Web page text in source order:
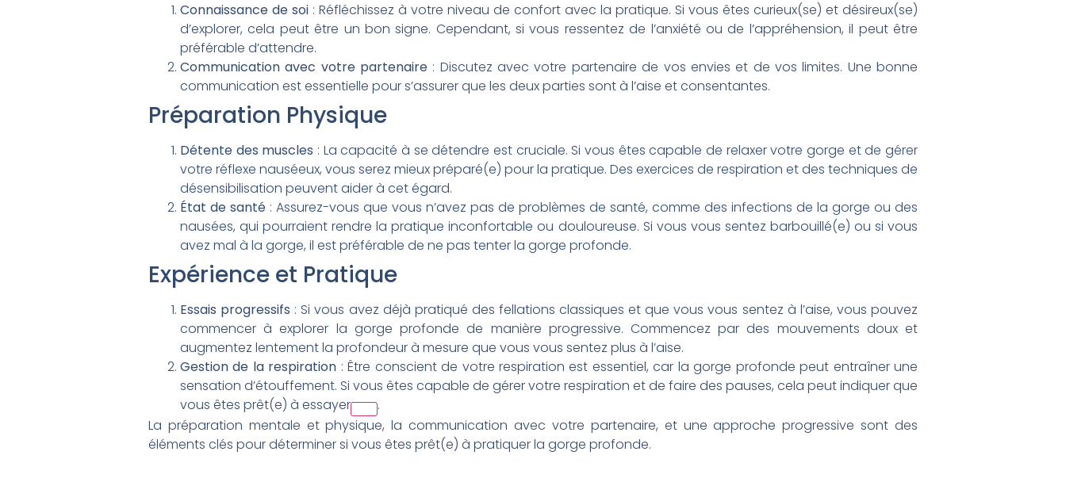
Connaissance de soi : Réfléchissez à votre niveau de confort avec la pratique. Si vous êtes curieux(se) et désireux(se)
d’explorer, cela peut être un bon signe. Cependant, si vous ressentez de l’anxiété ou de l’appréhension, il peut être
préférable d’attendre.
Communication avec votre partenaire : Discutez avec votre partenaire de vos envies et de vos limites. Une bonne
communication est essentielle pour s’assurer que les deux parties sont à l’aise et consentantes.
Préparation Physique
Détente des muscles : La capacité à se détendre est cruciale. Si vous êtes capable de relaxer votre gorge et de gérer
votre réflexe nauséeux, vous serez mieux préparé(e) pour la pratique. Des exercices de respiration et des techniques de
désensibilisation peuvent aider à cet égard.
État de santé : Assurez-vous que vous n’avez pas de problèmes de santé, comme des infections de la gorge ou des
nausées, qui pourraient rendre la pratique inconfortable ou douloureuse. Si vous vous sentez barbouillé(e) ou si vous
avez mal à la gorge, il est préférable de ne pas tenter la gorge profonde.
Expérience et Pratique
Essais progressifs : Si vous avez déjà pratiqué des fellations classiques et que vous vous sentez à l’aise, vous pouvez
commencer à explorer la gorge profonde de manière progressive. Commencez par des mouvements doux et
augmentez lentement la profondeur à mesure que vous vous sentez plus à l’aise.
Gestion de la respiration : Être conscient de votre respiration est essentiel, car la gorge profonde peut entraîner une
sensation d’étouffement. Si vous êtes capable de gérer votre respiration et de faire des pauses, cela peut indiquer que
vous êtes prêt(e) à essayer
.
La préparation mentale et physique, la communication avec votre partenaire, et une approche progressive sont des
éléments clés pour déterminer si vous êtes prêt(e) à pratiquer la gorge profonde.